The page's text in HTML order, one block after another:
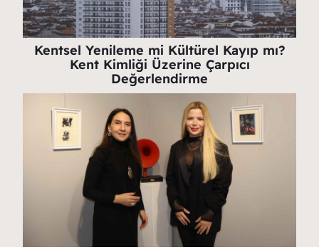
Kentsel Yenileme mi Kültürel Kayıp mı?
Kent Kimliği Üzerine Çarpıcı
Değerlendirme